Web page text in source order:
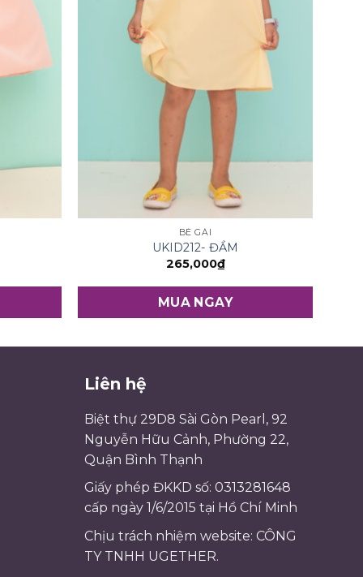
BÉ GÁI
UKID212- ĐẦM
265,000₫
MUA NGAY
Liên hệ
Biệt thự 29D8 Sài Gòn Pearl, 92
Nguyễn Hữu Cảnh, Phường 22,
Quận Bình Thạnh
Giấy phép ĐKKD số: 0313281648
cấp ngày 1/6/2015 tại Hồ Chí Minh
Chịu trách nhiệm website: CÔNG
TY TNHH UGETHER.